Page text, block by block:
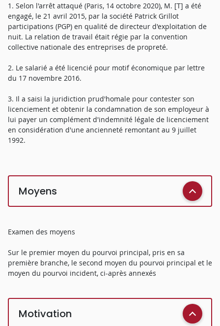
1. Selon l'arrêt attaqué (Paris, 14 octobre 2020), M. [T] a été
engagé, le 21 avril 2015, par la société Patrick Grillot
participations (PGP) en qualité de directeur d'exploitation de
nuit. La relation de travail était régie par la convention
collective nationale des entreprises de propreté.
2. Le salarié a été licencié pour motif économique par lettre
du 17 novembre 2016.
3. Il a saisi la juridiction prud'homale pour contester son
licenciement et obtenir la condamnation de son employeur à
lui payer un complément d'indemnité légale de licenciement
en considération d'une ancienneté remontant au 9 juillet
1992.
Moyens
Examen des moyens
Sur le premier moyen du pourvoi principal, pris en sa
première branche, le second moyen du pourvoi principal et le
moyen du pourvoi incident, ci-après annexés
Motivation